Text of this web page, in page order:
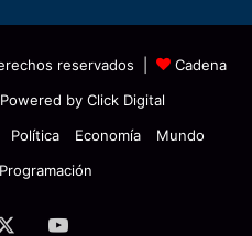
reservados |
Cadena
Powered by Click Digital
Política Economía
Mundo
Programación